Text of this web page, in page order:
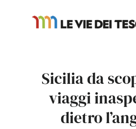
Sicilia da
viaggi
dietro